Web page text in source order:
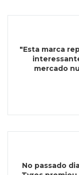
"Esta marca
mercado
No passado